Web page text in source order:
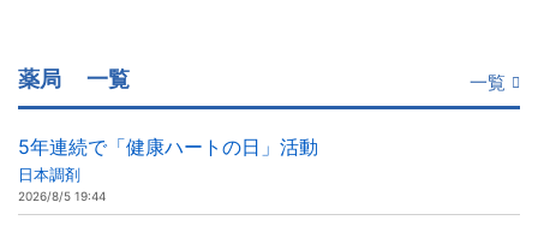
薬局 一覧 一覧
5年連続で「健康ハートの日」活動
日本調剤
2026/8/5 19:44